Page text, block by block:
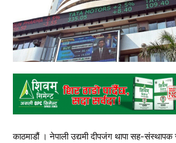
काठमाडौं । नेपाली उद्यमी दीपजंग थापा सह-संस्थापक